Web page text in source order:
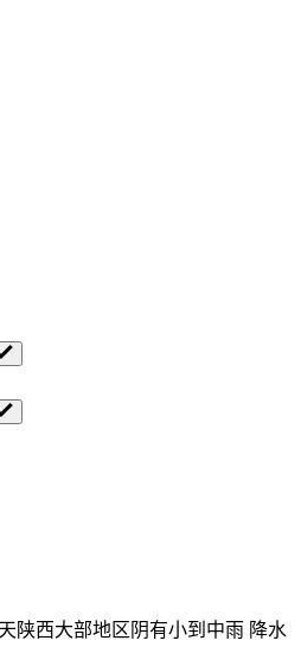
陕西大部地区阴有小到中雨 降水